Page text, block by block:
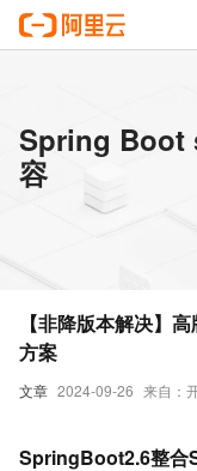
Spring Boot
容
文章 2024-09-26 来自：
【非降版本解决】
方案
SpringBoot2.6整合